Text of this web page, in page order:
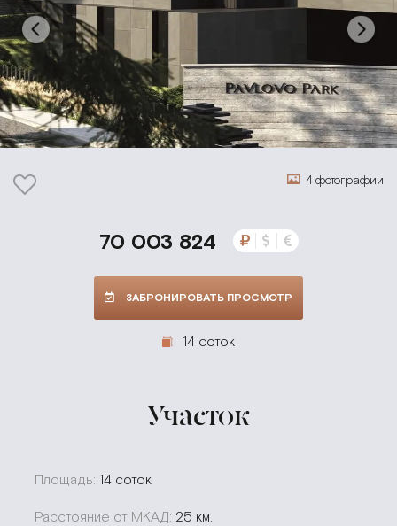
4 фотографии
70 003 824
ЗАБРОНИРОВАТЬ ПРОСМОТР
14 соток
Участок
Площадь: 14 соток
Расстояние от МКАД: 25 км.